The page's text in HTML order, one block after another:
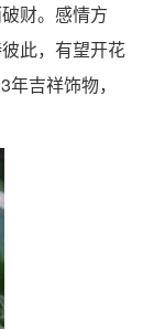
财。感情方
此，有望开花
吉祥饰物，